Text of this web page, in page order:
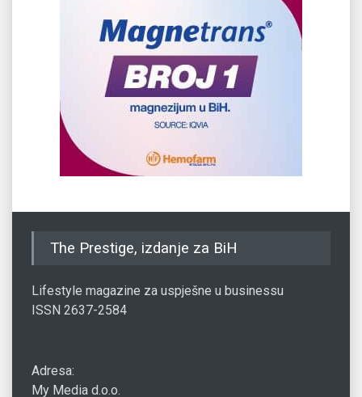
The Prestige, izdanje za BiH
Lifestyle magazine za uspješne u businessu
ISSN 2637-2584
Adresa:
My Media d.o.o.